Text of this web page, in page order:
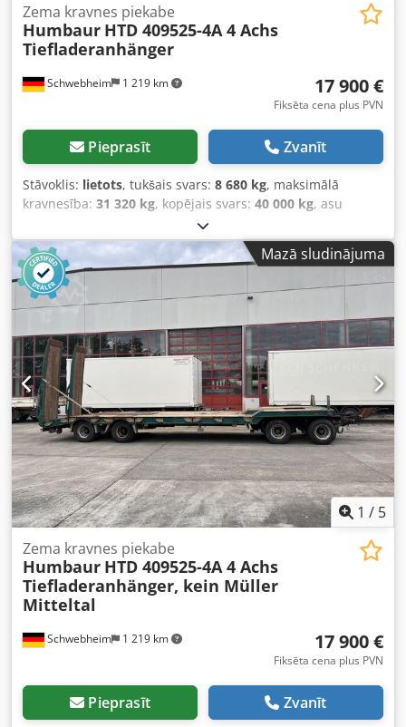
Schwebheim 1 219 km
Zema kravnes piekabe
Humbaur HTD 409525-4A 4 Achs
Tiefladeranhänger
17 900 €
Fiksēta cena plus PVN
Pieprasīt Zvanīt
Stāvoklis: lietots, tukšais svars: 8 680 kg, maksimālā
kravnesība: 31 320 kg, kopējais svars: 40 000 kg, asu
, pirmā reģistrācija:
sistēma:cits, riepas izmērs:235/75R17,5, krāsa:cits,
pārnesuma veids:
, priekšējās riepas izmērs:
235/75R17,5
vadītāja kabīne:cits, emisijas klase:nav
Mazā sludinājuma
1 / 5
Schwebheim 1 219 km
Zema kravnes piekabe
Humbaur HTD 409525-4A 4 Achs
Tiefladeranhänger, kein Müller
Mitteltal
17 900 €
Fiksēta cena plus PVN
Pieprasīt Zvanīt